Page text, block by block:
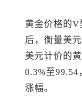
黄金价格的V
后，衡量美
美元计价的
0.3%至
涨幅。